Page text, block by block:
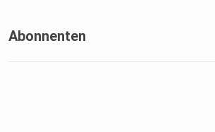
Abonnenten